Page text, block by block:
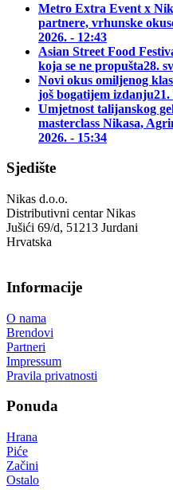
Metro Extra Event x
partnere, vrhunske
2026. - 12:43
Asian Street Food
koja se ne propušta28.
Novi okus omiljenog
još bogatijem izdanju21.
Umjetnost talijanskog
masterclass Nikasa,
2026. - 15:34
Sjedište
Nikas d.o.o.
Distributivni centar Nikas
Jušići 69/d, 51213 Jurdani
Hrvatska
Informacije
O nama
Brendovi
Partneri
Impressum
Pravila privatnosti
Ponuda
Hrana
Piće
Začini
Ostalo